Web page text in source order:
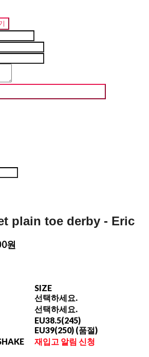
plain toe derby - Eric
원
SIZE
선택하세요.
선택하세요.
EU38.5(245)
EU39(250) (품절)
재입고 알림 신청